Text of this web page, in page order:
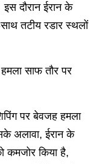
इस दौरान ईरान के
तटीय रडार स्थलों
साफ तौर पर
पर बेवजह हमला
अलावा, ईरान के
कमजोर किया है,